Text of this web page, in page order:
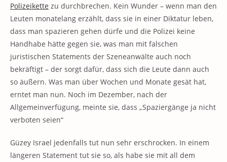
Polizeikette zu durchbrechen. Kein Wunder – wenn man den
Leuten monatelang erzählt, dass sie in einer Diktatur leben,
dass man spazieren gehen dürfe und die Polizei keine
Handhabe hätte gegen sie, was man mit falschen
juristischen Statements der Szeneanwälte auch noch
bekräftigt – der sorgt dafür, dass sich die Leute dann auch
so äußern. Was man über Wochen und Monate gesät hat,
erntet man nun. Noch im Dezember, nach der
Allgemeinverfügung, meinte sie, dass „Spaziergänge ja nicht
verboten seien“
Güzey Israel jedenfalls tut nun sehr erschrocken. In einem
längeren Statement tut sie so, als habe sie mit all dem